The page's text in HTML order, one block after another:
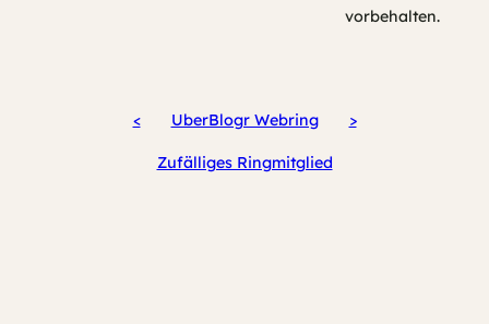
vorbehalten.
< UberBlogr Webring >
Zufälliges Ringmitglied